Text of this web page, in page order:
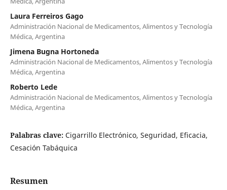
Laura Ferreiros Gago
Administración Nacional de Medicamentos, Alimentos y Tecnología
Médica, Argentina
Jimena Bugna Hortoneda
Administración Nacional de Medicamentos, Alimentos y Tecnología
Médica, Argentina
Roberto Lede
Administración Nacional de Medicamentos, Alimentos y Tecnología
Médica, Argentina
Palabras clave: Cigarrillo Electrónico, Seguridad, Eficacia,
Cesación Tabáquica
Resumen